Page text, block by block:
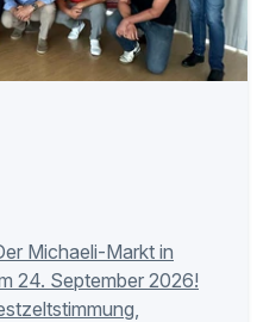
Michaeli-Markt in
24. September 2026!